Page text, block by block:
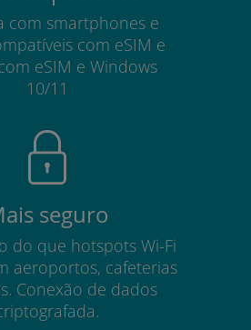
com smartphones e
com eSIM e
eSIM e Windows
10/11
seguro
do que hotspots Wi-Fi
aeroportos, cafeterias
Conexão de dados